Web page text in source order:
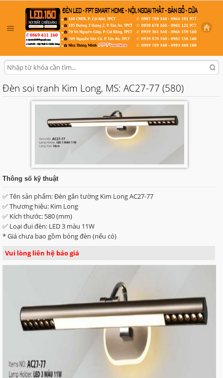
Đèn soi tranh Kim Long, MS: AC27-77 (580)
Thông số kỹ thuật
✅ Tên sản phẩm: Đèn gắn tường Kim Long AC27-77
✅ Thương hiệu: Kim Long
✅ Kích thước: 580 (mm)
✅ Loại đui đèn: LED 3 màu 11W
* Giá chưa bao gồm bóng đèn (nếu có)
Vui lòng liên hệ báo giá